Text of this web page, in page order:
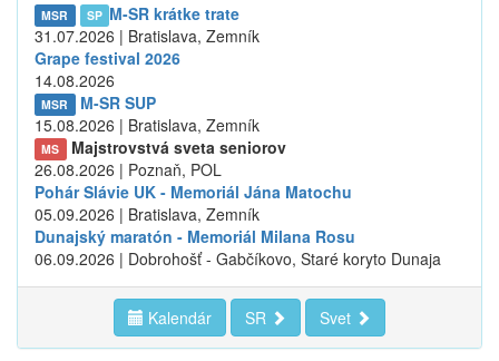
MSR SP M-SR krátke trate
31.07.2026 | Bratislava, Zemník
Grape festival 2026
14.08.2026
MSR
M-SR SUP
15.08.2026 | Bratislava, Zemník
MS
Majstrovstvá sveta seniorov
26.08.2026 | Poznaň, POL
Pohár Slávie UK - Memoriál Jána Matochu
05.09.2026 | Bratislava, Zemník
Dunajský maratón - Memoriál Milana Rosu
06.09.2026 | Dobrohošť - Gabčíkovo, Staré koryto Dunaja
Kalendár SR Svet